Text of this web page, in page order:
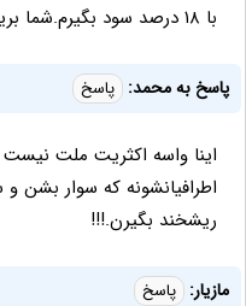
با ۱۸ درصد سود بگیرم.شما برین بگیرین پولاتونو بنظرم.
پاسخ به محمد: پاسخ
اینا واسه اکثریت ملت نیست
اطرافیانشونه که سوار بشن
ریشخند بگیرن.!!!
مازیار: پاسخ